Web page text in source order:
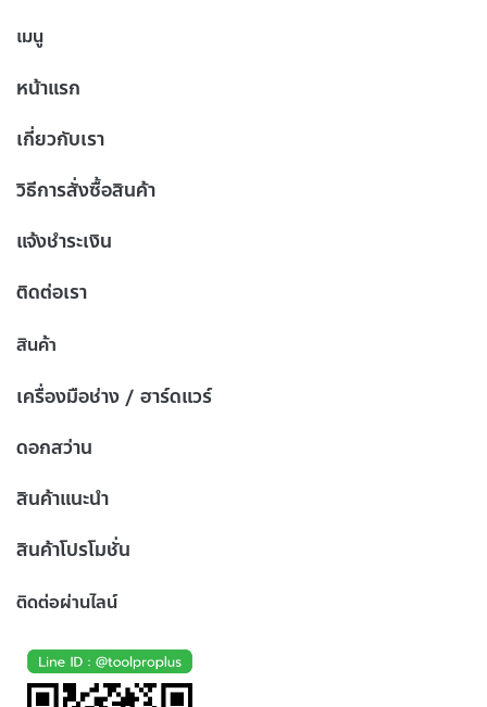
เมนู
หน้าแรก
เกี่ยวกับเรา
วิธีการสั่งซื้อสินค้า
แจ้งชำระเงิน
ติดต่อเรา
สินค้า
เครื่องมือช่าง / ฮาร์ดแวร์
ดอกสว่าน
สินค้าแนะนำ
สินค้าโปรโมชั่น
ติดต่อผ่านไลน์